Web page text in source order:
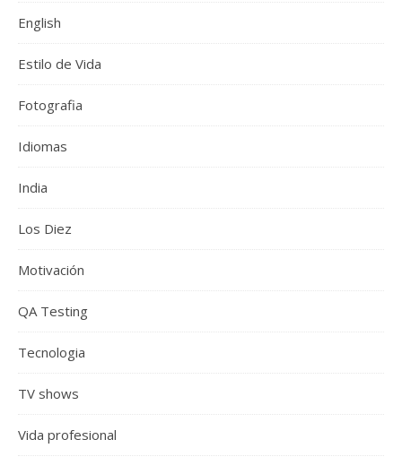
English
Estilo de Vida
Fotografia
Idiomas
India
Los Diez
Motivación
QA Testing
Tecnologia
TV shows
Vida profesional